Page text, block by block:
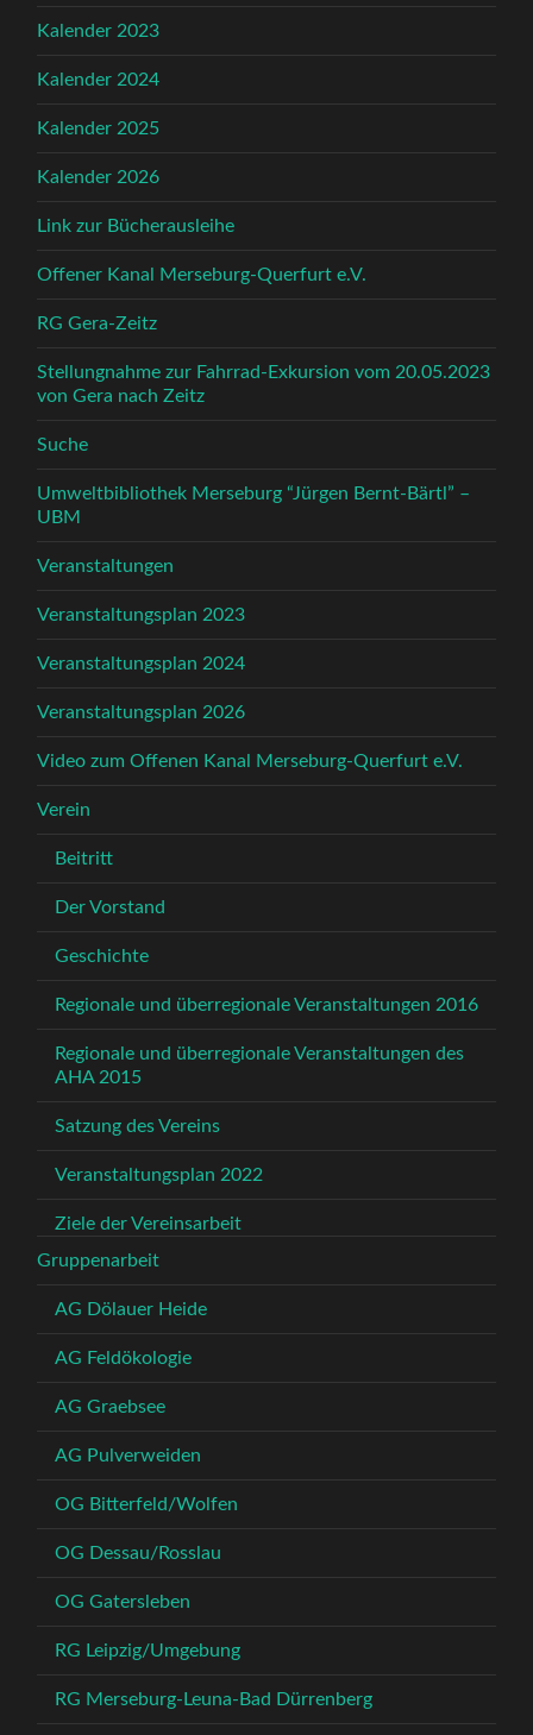
Kalender 2023
Kalender 2024
Kalender 2025
Kalender 2026
Link zur Bücherausleihe
Offener Kanal Merseburg-Querfurt e.V.
RG Gera-Zeitz
Stellungnahme zur Fahrrad-Exkursion vom 20.05.2023
von Gera nach Zeitz
Suche
Umweltbibliothek Merseburg “Jürgen Bernt-Bärtl” –
UBM
Veranstaltungen
Veranstaltungsplan 2023
Veranstaltungsplan 2024
Veranstaltungsplan 2026
Video zum Offenen Kanal Merseburg-Querfurt e.V.
Verein
Beitritt
Der Vorstand
Geschichte
Regionale und überregionale Veranstaltungen 2016
Regionale und überregionale Veranstaltungen des
AHA 2015
Satzung des Vereins
Veranstaltungsplan 2022
Ziele der Vereinsarbeit
Gruppenarbeit
AG Dölauer Heide
AG Feldökologie
AG Graebsee
AG Pulverweiden
OG Bitterfeld/Wolfen
OG Dessau/Rosslau
OG Gatersleben
RG Leipzig/Umgebung
RG Merseburg-Leuna-Bad Dürrenberg